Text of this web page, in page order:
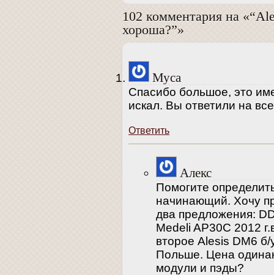
102 комментария на
хороша?”»
Муса
Спасибо большое, это
искал. Вы ответили на
Ответить
Алекс
Помогите
начинающий. Хочу
два предложения:
Medeli AP30C 2012
второе Alesis DM6
Польше. Цена
модули и пэды?